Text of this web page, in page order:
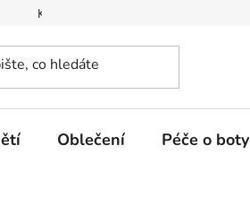
Kontakty na prodejny
Oblečení Péče o boty